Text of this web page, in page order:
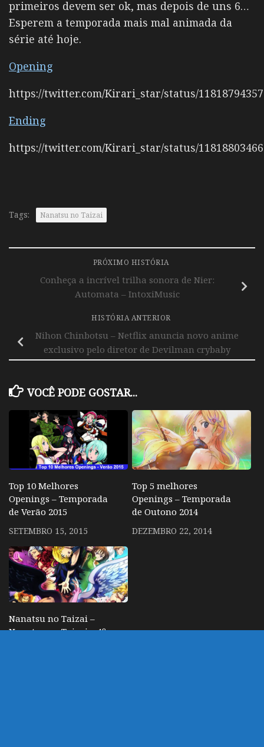
primeiros devem ser ok, mas depois de uns 6…
Esperem a temporada mais mal animada da
série até hoje.
Opening
https://twitter.com/Kirari_star/status/
Ending
https://twitter.com/Kirari_star/status/
Tags: Nanatsu no Taizai
PRÓXIMO HISTÓRIA
Conheça a incrível trilha sonora de Nier:
Automata – IntoxiMusic
HISTÓRIA ANTERIOR
Nihon Chinbotsu – Netflix anuncia novo anime
exclusivo pelo diretor de Devilman crybaby
VOCÊ PODE GOSTAR...
Top 10 Melhores
Openings – Temporada
de Verão 2015
SETEMBRO 15, 2015
Top 5 melhores
Openings – Temporada
de Outono 2014
DEZEMBRO 22, 2014
Nanatsu no Taizai –
Nanatsu no Taizai – 4º